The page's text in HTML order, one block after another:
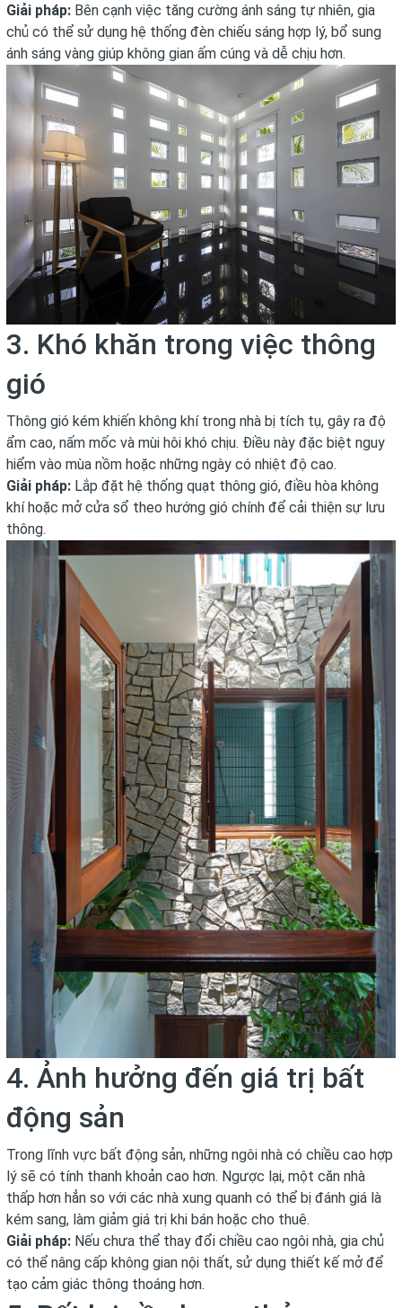
Giải pháp: Bên cạnh việc tăng cường ánh sáng tự nhiên, gia
chủ có thể sử dụng hệ thống đèn chiếu sáng hợp lý, bổ sung
ánh sáng vàng giúp không gian ấm cúng và dễ chịu hơn.
3. Khó khăn trong việc thông
gió
Thông gió kém khiến không khí trong nhà bị tích tụ, gây ra độ
ẩm cao, nấm mốc và mùi hôi khó chịu. Điều này đặc biệt nguy
hiểm vào mùa nồm hoặc những ngày có nhiệt độ cao.
Giải pháp: Lắp đặt hệ thống quạt thông gió, điều hòa không
khí hoặc mở cửa sổ theo hướng gió chính để cải thiện sự lưu
thông.
4. Ảnh hưởng đến giá trị bất
động sản
Trong lĩnh vực bất động sản, những ngôi nhà có chiều cao hợp
lý sẽ có tính thanh khoản cao hơn. Ngược lại, một căn nhà
thấp hơn hẳn so với các nhà xung quanh có thể bị đánh giá là
kém sang, làm giảm giá trị khi bán hoặc cho thuê.
Giải pháp: Nếu chưa thể thay đổi chiều cao ngôi nhà, gia chủ
có thể nâng cấp không gian nội thất, sử dụng thiết kế mở để
tạo cảm giác thông thoáng hơn.